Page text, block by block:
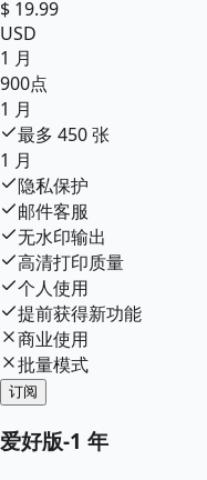
$ 19.99
USD
1 月
900点
1 月
最多 450张
1 月
隐私保护
邮件客服
无水印输出
高清打印质量
个人使用
提前获得新功能
商业使用
批量模式
订阅
爱好版-1 年